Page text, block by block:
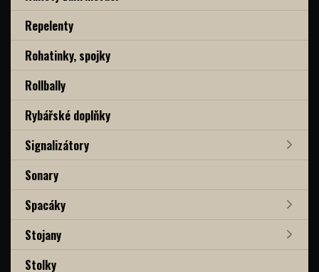
Repelenty
Rohatinky, spojky
Rollbally
Rybářské doplňky
Signalizátory
Sonary
Spacáky
Stojany
Stolky